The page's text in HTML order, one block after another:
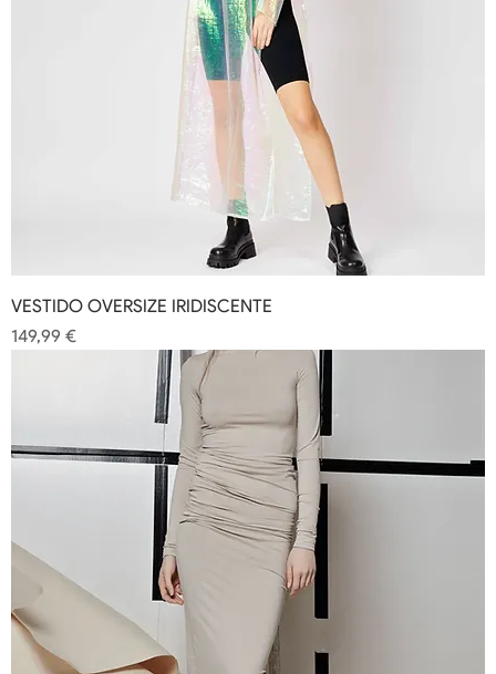
VESTIDO OVERSIZE IRIDISCENTE
Precio
149,99 €